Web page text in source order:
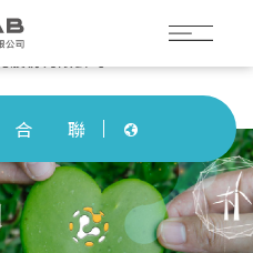
合
作
夥
伴
合
作
夥
聯
絡
我
們
聯
絡
我
Languages